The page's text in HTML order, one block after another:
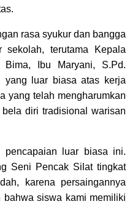
rasa syukur dan bangga
terutama Kepala
Ibu Maryani, S.Pd.
yang luar biasa atas kerja
yang telah mengharumkan
diri tradisional warisan
pencapaian luar biasa ini.
Seni Pencak Silat tingkat
karena persaingannya
bahwa siswa kami memiliki